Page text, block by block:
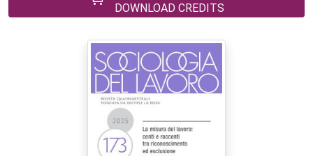
DOWNLOAD CREDITS